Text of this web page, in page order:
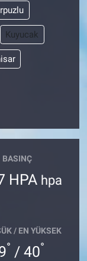
Kuyucak
BASINÇ
HPA hpa
/ EN YÜKSEK
° / 40°